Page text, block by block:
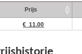
Prijs
€ 11.00